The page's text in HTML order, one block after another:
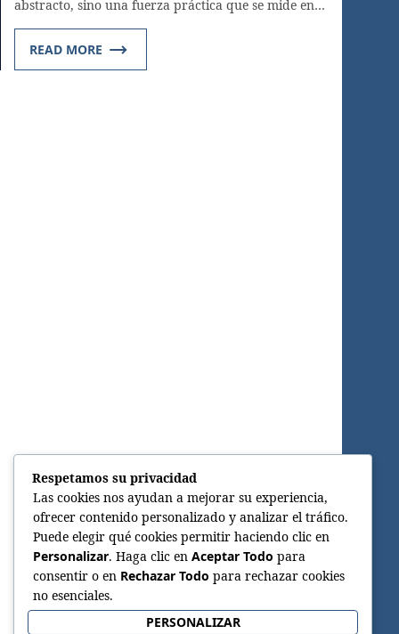
abstracto, sino una fuerza práctica que se mide en…
READ MORE
Respetamos su privacidad
Las cookies nos ayudan a mejorar su experiencia,
ofrecer contenido personalizado y analizar el tráfico.
Puede elegir qué cookies permitir haciendo clic en
Personalizar. Haga clic en Aceptar Todo para
consentir o en Rechazar Todo para rechazar cookies
no esenciales.
PERSONALIZAR